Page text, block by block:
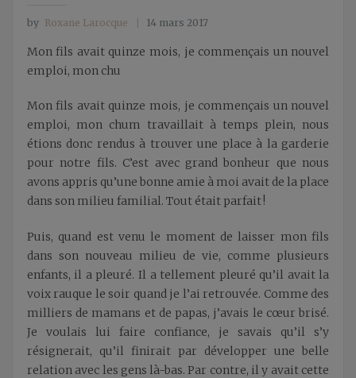
by Roxane Larocque 14 mars 2017
Mon fils avait quinze mois, je commençais un nouvel
emploi, mon chu
Mon fils avait quinze mois, je commençais un nouvel
emploi, mon chum travaillait à temps plein, nous
étions donc rendus à trouver une place à la garderie
pour notre fils. C’est avec grand bonheur que nous
avons appris qu’une bonne amie à moi avait de la place
dans son milieu familial. Tout était parfait !
Puis, quand est venu le moment de laisser mon fils
dans son nouveau milieu de vie, comme plusieurs
enfants, il a pleuré. Il a tellement pleuré qu’il avait la
voix rauque le soir quand je l’ai retrouvée. Comme des
milliers de mamans et de papas, j’avais le cœur brisé.
Je voulais lui faire confiance, je savais qu’il s’y
résignerait, qu’il finirait par développer une belle
relation avec les gens là-bas. Par contre, il y avait cette